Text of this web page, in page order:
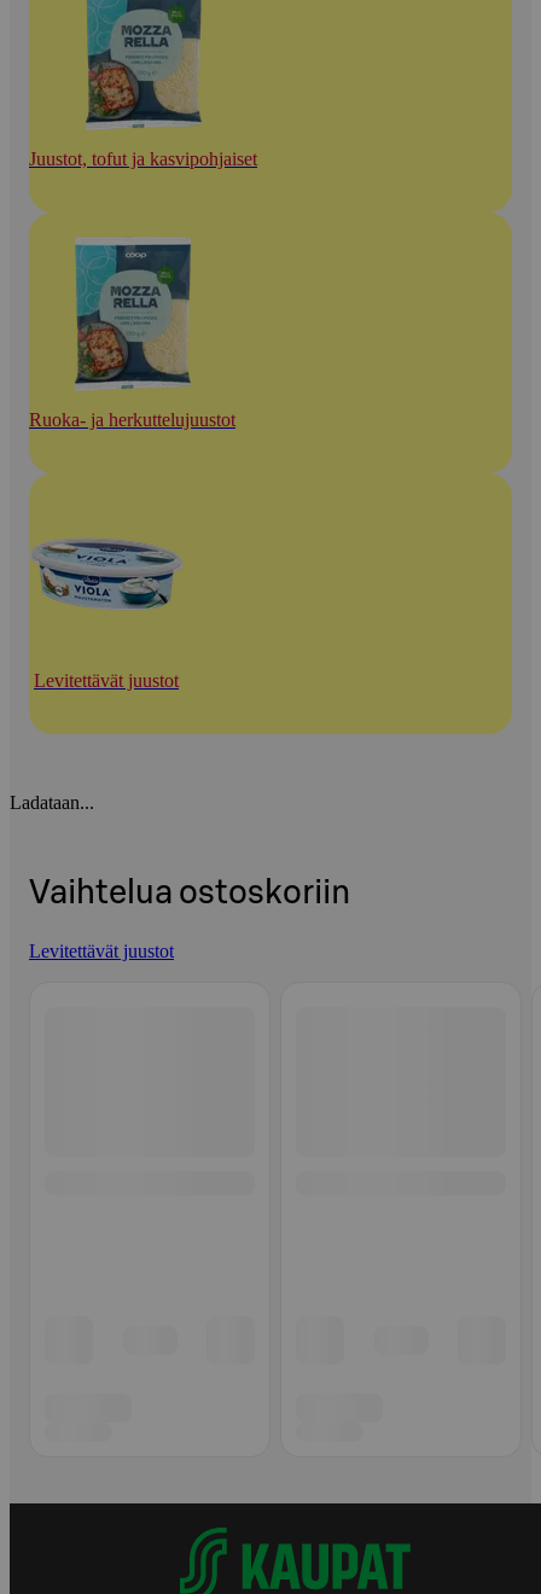
Juustot, tofut ja kasvipohjaiset
Ruoka- ja herkuttelujuustot
Levitettävät juustot
Ladataan...
Vaihtelua ostoskoriin
Levitettävät juustot